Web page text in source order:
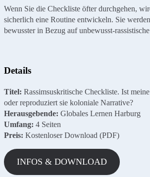
Wenn Sie die Checkliste öfter durchgehen,
sicherlich eine Routine entwickeln. Sie
bewusster in Bezug auf unbewusst-
Details
Titel: Rassimsuskritische Checkliste. Ist
oder reproduziert sie koloniale Narrative?
Herausgebende: Globales Lernen Harburg
Umfang: 4 Seiten
Preis: Kostenloser Download (PDF)
INFOS & DOWNLOAD